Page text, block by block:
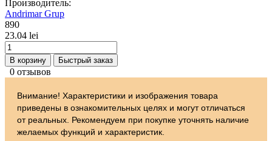
Производитель:
Andrimar Grup
890
23.04 lei
В корзину Быстрый заказ
0 отзывов
Внимание! Характеристики и изображения товара
приведены в ознакомительных целях и могут отличаться
от реальных. Рекомендуем при покупке уточнять наличие
желаемых функций и характеристик.